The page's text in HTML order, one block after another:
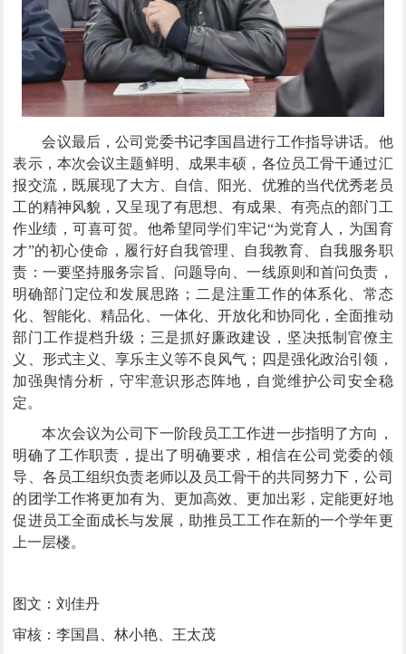
会议最后，公司党委书记李国昌进行工作指导讲话。他
表示，本次会议主题鲜明、成果丰硕，各位员工骨干通过汇
报交流，既展现了大方、自信、阳光、优雅的当代优秀老员
工的精神风貌，又呈现了有思想、有成果、有亮点的部门工
作业绩，可喜可贺。他希望同学们牢记“为党育人，为国育
才”的初心使命，履行好自我管理、自我教育、自我服务职
责：一要坚持服务宗旨、问题导向、一线原则和首问负责，
明确部门定位和发展思路；二是注重工作的体系化、常态
化、智能化、精品化、一体化、开放化和协同化，全面推动
部门工作提档升级；三是抓好廉政建设，坚决抵制官僚主
义、形式主义、享乐主义等不良风气；四是强化政治引领，
加强舆情分析，守牢意识形态阵地，自觉维护公司安全稳
定。
本次会议为公司下一阶段员工工作进一步指明了方向，
明确了工作职责，提出了明确要求，相信在公司党委的领
导、各员工组织负责老师以及员工骨干的共同努力下，公司
的团学工作将更加有为、更加高效、更加出彩，定能更好地
促进员工全面成长与发展，助推员工工作在新的一个学年更
上一层楼。
图文：刘佳丹
审核：李国昌、林小艳、王太茂